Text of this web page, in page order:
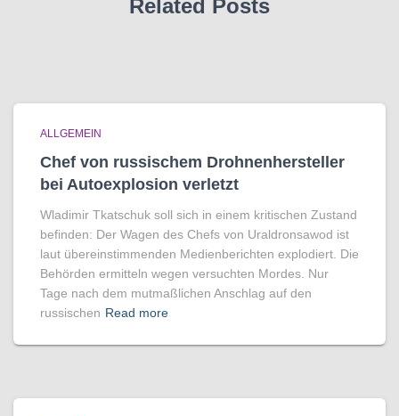
Related Posts
ALLGEMEIN
Chef von russischem Drohnenhersteller
bei Autoexplosion verletzt
Wladimir Tkatschuk soll sich in einem kritischen Zustand
befinden: Der Wagen des Chefs von Uraldronsawod ist
laut übereinstimmenden Medienberichten explodiert. Die
Behörden ermitteln wegen versuchten Mordes. Nur
Tage nach dem mutmaßlichen Anschlag auf den
russischen Read more